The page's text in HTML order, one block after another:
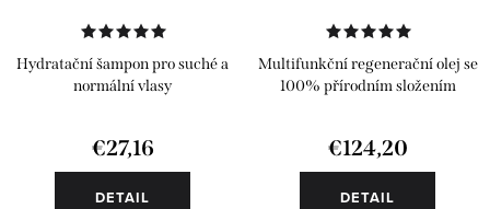
Hydratační šampon pro suché a
normální vlasy
€27,16
DETAIL
Multifunkční regenerační olej se
100% přírodním složením
€124,20
DETAIL